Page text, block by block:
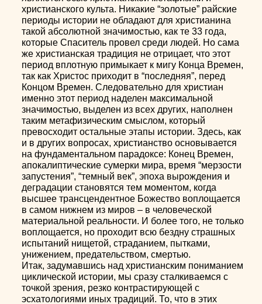
христианского культа. Никакие “золотые” райские
периоды истории не обладают для христианина
такой абсолютной значимостью, как те 33 года,
которые Спаситель провел среди людей. Но сама
же христианская традиция не отрицает, что этот
период вплотную примыкает к мигу Конца Времен,
так как Христос приходит в “последняя”, перед
Концом Времен. Следовательно для христиан
именно этот период наделен максимальной
значимостью, выделен из всех других, наполнен
таким метафизическим смыслом, который
превосходит остальные этапы истории. Здесь, как
и в других вопросах, христианство основывается
на фундаментальном парадоксе: Конец Времен,
апокалиптические сумерки мира, время “мерзости
запустения”, “темный век”, эпоха вырождения и
деградации становятся тем моментом, когда
высшее трансцендентное Божество воплощается
в самом нижнем из миров – в человеческой
материальной реальности. И более того, не только
воплощается, но проходит всю бездну страшных
испытаний нищетой, страданием, пытками,
унижением, предательством, смертью.
Итак, задумавшись над христианским пониманием
циклической истории, мы сразу сталкиваемся с
точкой зрения, резко контрастирующей с
эсхатологиями иных традиций. То, что в этих